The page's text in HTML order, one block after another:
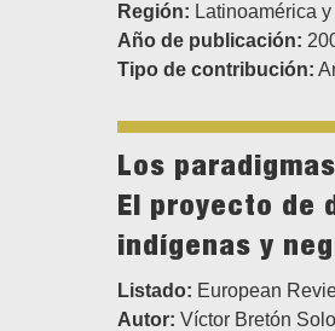
Región: Latinoamérica
Año de publicación:
Tipo de contribución:
Los
El proyecto de
indígenas y
Listado: European
Autor: Víctor Bretón